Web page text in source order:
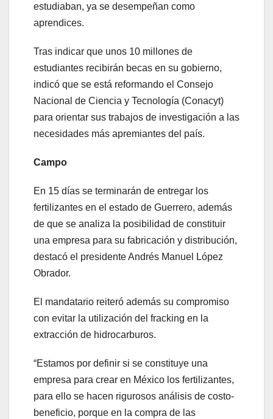
estudiaban, ya se desempeñan como
aprendices.
Tras indicar que unos 10 millones de
estudiantes recibirán becas en su gobierno,
indicó que se está reformando el Consejo
Nacional de Ciencia y Tecnología (Conacyt)
para orientar sus trabajos de investigación a las
necesidades más apremiantes del país.
Campo
En 15 días se terminarán de entregar los
fertilizantes en el estado de Guerrero, además
de que se analiza la posibilidad de constituir
una empresa para su fabricación y distribución,
destacó el presidente Andrés Manuel López
Obrador.
El mandatario reiteró además su compromiso
con evitar la utilización del fracking en la
extracción de hidrocarburos.
“Estamos por definir si se constituye una
empresa para crear en México los fertilizantes,
para ello se hacen rigurosos análisis de costo-
beneficio, porque en la compra de las